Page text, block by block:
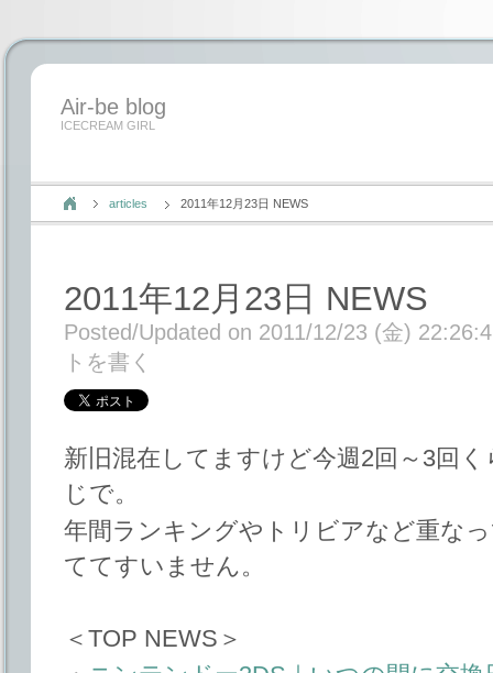
Air-be blog
ICECREAM GIRL
articles 2011年12月23日 NEWS
2011年12月23日 NEWS
Posted/Updated on 2011/12/23 (金)
トを書く
新旧混在してますけど今週2回～3回
じで。
年間ランキングやトリビアなど重な
ててすいません。
＜TOP NEWS＞